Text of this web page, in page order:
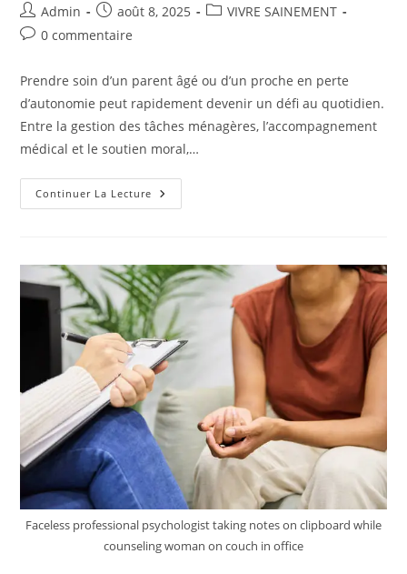
Auteur/autrice
de
Admin
Publication
publiée :
août 8, 2025
PostVIVRE SAINEMENT
Commentaires
la
publication :
0 commentaire
Prendre soin d’un parent âgé ou d’un proche en perte
d’autonomie peut rapidement devenir un défi au quotidien.
Entre la gestion des tâches ménagères, l’accompagnement
médical et le soutien moral,…
Continuer La Lecture Pourquoi
Faire
A
Domicile
À
Villenave
Pour
Un
Proche
Âgé
?
Faceless professional psychologist taking notes on clipboard while
counseling woman on couch in office